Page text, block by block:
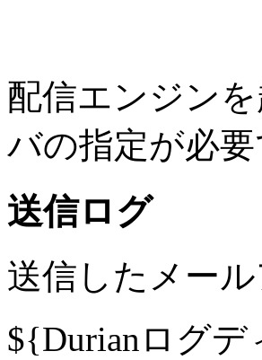
配信エンジン
バの指定が必要
送信ログ
送信したメー
${Durianログデ